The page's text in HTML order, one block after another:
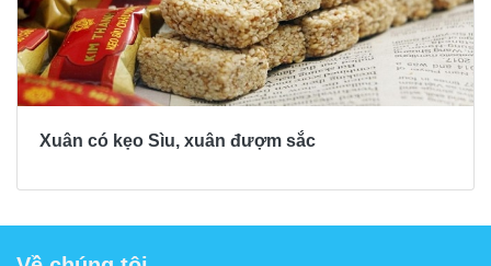
Xuân có kẹo Sìu, xuân đượm sắc